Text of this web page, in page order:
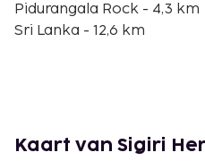
Pidurangala Rock - 4,3 km
Sri Lanka - 12,6 km
Ritigala Ruins - 31,1 km
Kaart van Sigiri